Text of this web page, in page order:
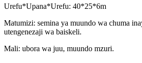
Urefu*Upana*Urefu: 40*25*6m
Matumizi: semina ya muundo wa chuma
utengenezaji wa baiskeli.
Mali: ubora wa juu, muundo mzuri.